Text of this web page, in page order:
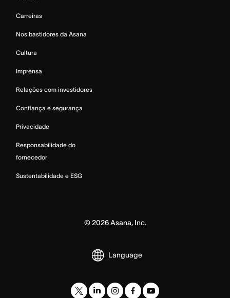
Carreiras
Nos bastidores da Asana
Cultura
Imprensa
Relações com investidores
Confiança e segurança
Privacidade
Responsabilidade do
fornecedor
Sustentabilidade e ESG
© 2026Asana, Inc.
Language